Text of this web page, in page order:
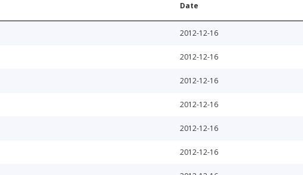
Date
2012-12-16
2012-12-16
2012-12-16
2012-12-16
2012-12-16
2012-12-16